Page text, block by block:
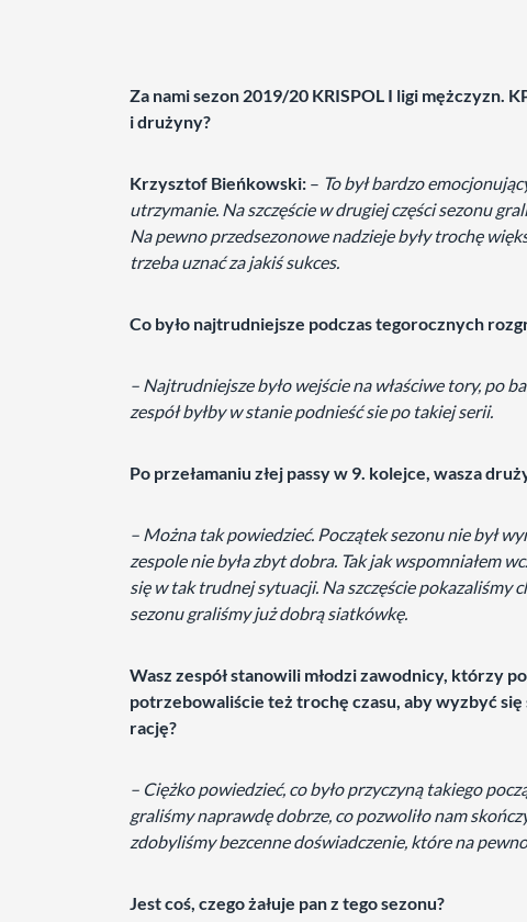
Za nami sezon 2019/20 KRISPOL I ligi mężczyzn.
i drużyny?
Krzysztof Bieńkowski: – To był bardzo
utrzymanie. Na szczęście w drugiej części sezonu
Na pewno przedsezonowe nadzieje były trochę
trzeba uznać za jakiś sukces.
Co było najtrudniejsze podczas tegorocznych
– Najtrudniejsze było wejście na właściwe tory, po
zespół byłby w stanie podnieść sie po takiej serii.
Po przełamaniu złej passy w 9. kolejce, wasza
– Można tak powiedzieć. Początek sezonu nie był
zespole nie była zbyt dobra. Tak jak wspomniałem
się w tak trudnej sytuacji. Na szczęście pokazaliśmy
sezonu graliśmy już dobrą siatkówkę.
Wasz zespół stanowili młodzi zawodnicy, którzy
potrzebowaliście też trochę czasu, aby wyzbyć
rację?
– Ciężko powiedzieć, co było przyczyną takiego
graliśmy naprawdę dobrze, co pozwoliło nam
zdobyliśmy bezcenne doświadczenie, które na
Jest coś, czego żałuje pan z tego sezonu?